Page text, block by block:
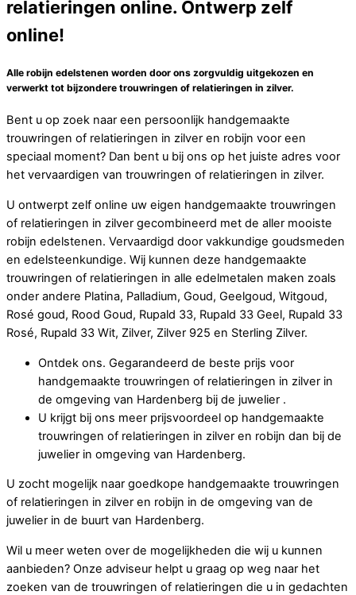
relatieringen online. Ontwerp zelf
online!
Alle robijn edelstenen worden door ons zorgvuldig uitgekozen en
verwerkt tot bijzondere trouwringen of relatieringen in zilver.
Bent u op zoek naar een persoonlijk handgemaakte
trouwringen of relatieringen in zilver en robijn voor een
speciaal moment? Dan bent u bij ons op het juiste adres voor
het vervaardigen van trouwringen of relatieringen in zilver.
U ontwerpt zelf online uw eigen handgemaakte trouwringen
of relatieringen in zilver gecombineerd met de aller mooiste
robijn edelstenen. Vervaardigd door vakkundige goudsmeden
en edelsteenkundige. Wij kunnen deze handgemaakte
trouwringen of relatieringen in alle edelmetalen maken zoals
onder andere Platina, Palladium, Goud, Geelgoud, Witgoud,
Rosé goud, Rood Goud, Rupald 33, Rupald 33 Geel, Rupald 33
Rosé, Rupald 33 Wit, Zilver, Zilver 925 en Sterling Zilver.
Ontdek ons. Gegarandeerd de beste prijs voor
handgemaakte trouwringen of relatieringen in zilver in
de omgeving van Hardenberg bij de juwelier .
U krijgt bij ons meer prijsvoordeel op handgemaakte
trouwringen of relatieringen in zilver en robijn dan bij de
juwelier in omgeving van Hardenberg.
U zocht mogelijk naar goedkope handgemaakte trouwringen
of relatieringen in zilver en robijn in de omgeving van de
juwelier in de buurt van Hardenberg.
Wil u meer weten over de mogelijkheden die wij u kunnen
aanbieden? Onze adviseur helpt u graag op weg naar het
zoeken van de trouwringen of relatieringen die u in gedachten